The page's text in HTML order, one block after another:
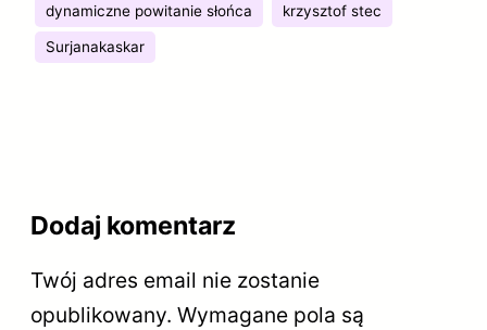
dynamiczne powitanie słońca krzysztof stec
Surjanakaskar
Dodaj komentarz
Twój adres email nie zostanie
opublikowany. Wymagane pola są